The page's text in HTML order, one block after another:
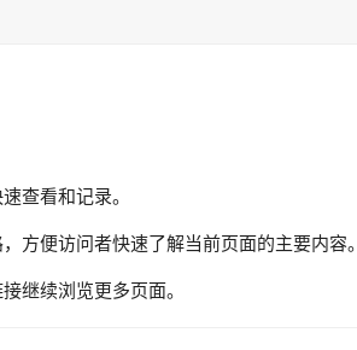
查看和记录。
方便访问者快速了解当前页面的主要内容。
继续浏览更多页面。